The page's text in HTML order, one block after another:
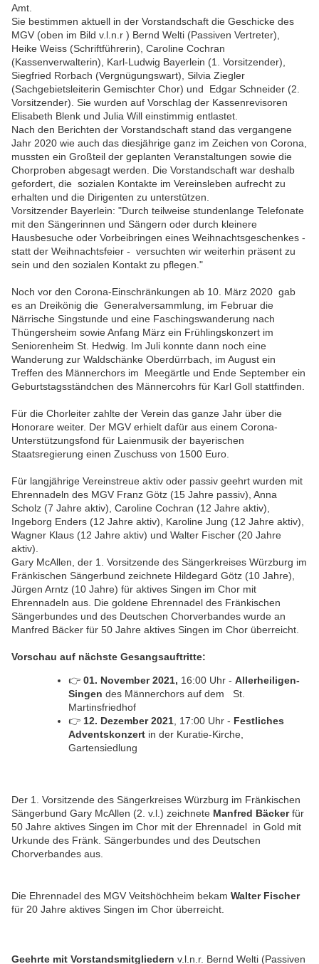
Amt.
Sie bestimmen aktuell in der Vorstandschaft die Geschicke des
MGV (oben im Bild v.l.n.r ) Bernd Welti (Passiven Vertreter),
Heike Weiss (Schriftführerin), Caroline Cochran
(Kassenverwalterin), Karl-Ludwig Bayerlein (1. Vorsitzender),
Siegfried Rorbach (Vergnügungswart), Silvia Ziegler
(Sachgebietsleiterin Gemischter Chor) und Edgar Schneider (2.
Vorsitzender). Sie wurden auf Vorschlag der Kassenrevisoren
Elisabeth Blenk und Julia Will einstimmig entlastet.
Nach den Berichten der Vorstandschaft stand das vergangene
Jahr 2020 wie auch das diesjährige ganz im Zeichen von Corona,
mussten ein Großteil der geplanten Veranstaltungen sowie die
Chorproben abgesagt werden. Die Vorstandschaft war deshalb
gefordert, die sozialen Kontakte im Vereinsleben aufrecht zu
erhalten und die Dirigenten zu unterstützen.
Vorsitzender Bayerlein: "Durch teilweise stundenlange Telefonate
mit den Sängerinnen und Sängern oder durch kleinere
Hausbesuche oder Vorbeibringen eines Weihnachtsgeschenkes -
statt der Weihnachtsfeier - versuchten wir weiterhin präsent zu
sein und den sozialen Kontakt zu pflegen."
Noch vor den Corona-Einschränkungen ab 10. März 2020 gab
es an Dreikönig die Generalversammlung, im Februar die
Närrische Singstunde und eine Faschingswanderung nach
Thüngersheim sowie Anfang März ein Frühlingskonzert im
Seniorenheim St. Hedwig. Im Juli konnte dann noch eine
Wanderung zur Waldschänke Oberdürrbach, im August ein
Treffen des Männerchors im Meegärtle und Ende September ein
Geburtstagsständchen des Männercohrs für Karl Goll stattfinden.
Für die Chorleiter zahlte der Verein das ganze Jahr über die
Honorare weiter. Der MGV erhielt dafür aus einem Corona-
Unterstützungsfond für Laienmusik der bayerischen
Staatsregierung einen Zuschuss von 1500 Euro.
Für langjährige Vereinstreue aktiv oder passiv geehrt wurden mit
Ehrennadeln des MGV Franz Götz (15 Jahre passiv), Anna
Scholz (7 Jahre aktiv), Caroline Cochran (12 Jahre aktiv),
Ingeborg Enders (12 Jahre aktiv), Karoline Jung (12 Jahre aktiv),
Wagner Klaus (12 Jahre aktiv) und Walter Fischer (20 Jahre
aktiv).
Gary McAllen, der 1. Vorsitzende des Sängerkreises Würzburg im
Fränkischen Sängerbund zeichnete Hildegard Götz (10 Jahre),
Jürgen Arntz (10 Jahre) für aktives Singen im Chor mit
Ehrennadeln aus. Die goldene Ehrennadel des Fränkischen
Sängerbundes und des Deutschen Chorverbandes wurde an
Manfred Bäcker für 50 Jahre aktives Singen im Chor überreicht.
Vorschau auf nächste Gesangsauftritte:
👉 01. November 2021, 16:00 Uhr - Allerheiligen-
Singen des Männerchors auf dem St.
Martinsfriedhof
👉 12. Dezember 2021 , 17:00 Uhr - Festliches
Adventskonzert in der Kuratie-Kirche,
Gartensiedlung
Der 1. Vorsitzende des Sängerkreises Würzburg im Fränkischen
Sängerbund Gary McAllen (2. v.l.) zeichnete Manfred Bäckerfür
50 Jahre aktives Singen im Chor mit der Ehrennadel in Gold mit
Urkunde des Fränk. Sängerbundes und des Deutschen
Chorverbandes aus.
Die Ehrennadel des MGV Veitshöchheim bekam Walter Fischer
für 20 Jahre aktives Singen im Chor überreicht.
Geehrte mit Vorstandsmitgliedern v.l.n.r. Bernd Welti (Passiven